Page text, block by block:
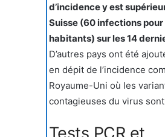
d’incidence y est
Suisse (60 infections
habitants) sur les 14
D’autres pays ont été
en dépit de l’incidence
Royaume-Uni où les
contagieuses du virus